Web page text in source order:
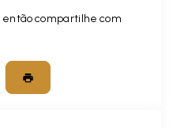
então compartilhe com